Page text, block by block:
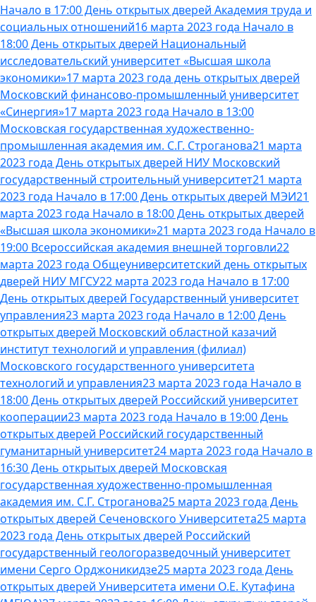
Начало в 17:00 День открытых дверей Академия труда и
социальных отношений16 марта 2023 года Начало в
18:00 День открытых дверей Национальный
исследовательский университет «Высшая школа
экономики»17 марта 2023 года день открытых дверей
Московский финансово-промышленный университет
«Синергия»17 марта 2023 года Начало в 13:00
Московская государственная художественно-
промышленная академия им. С.Г. Строганова21 марта
2023 года День открытых дверей НИУ Московский
государственный строительный университет21 марта
2023 года Начало в 17:00 День открытых дверей МЭИ21
марта 2023 года Начало в 18:00 День открытых дверей
«Высшая школа экономики»21 марта 2023 года Начало в
19:00 Всероссийская академия внешней торговли22
марта 2023 года Общеуниверситетский день открытых
дверей НИУ МГСУ22 марта 2023 года Начало в 17:00
День открытых дверей Государственный университет
управления23 марта 2023 года Начало в 12:00 День
открытых дверей Московский областной казачий
институт технологий и управления (филиал)
Московского государственного университета
технологий и управления23 марта 2023 года Начало в
18:00 День открытых дверей Российский университет
кооперации23 марта 2023 года Начало в 19:00 День
открытых дверей Российский государственный
гуманитарный университет24 марта 2023 года Начало в
16:30 День открытых дверей Московская
государственная художественно-промышленная
академия им. С.Г. Строганова25 марта 2023 года День
открытых дверей Сеченовского Университета25 марта
2023 года День открытых дверей Российский
государственный геологоразведочный университет
имени Серго Орджоникидзе25 марта 2023 года День
открытых дверей Университета имени О.Е. Кутафина